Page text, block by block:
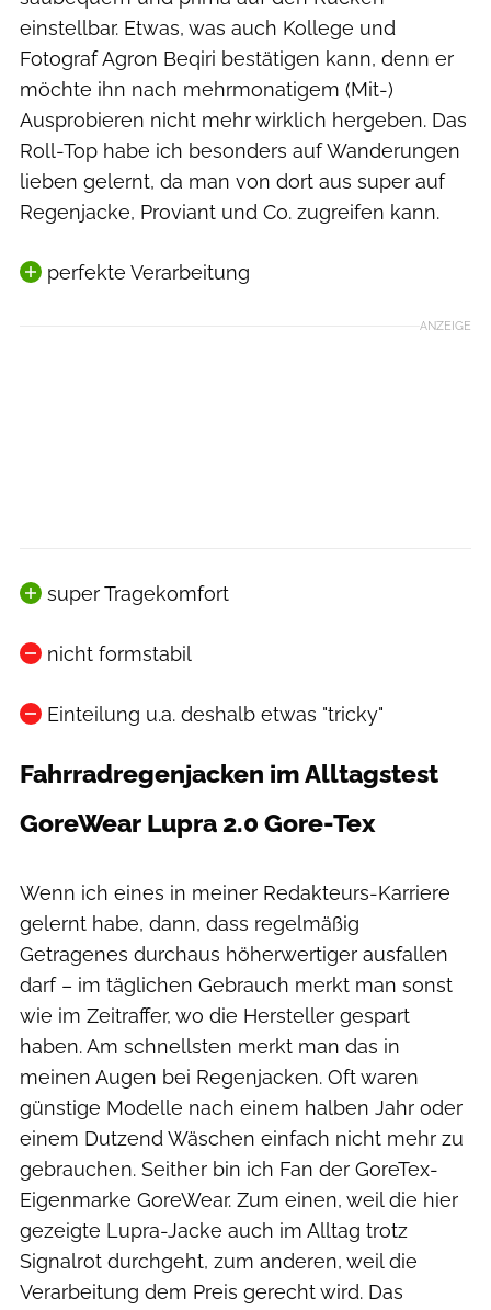
einstellbar. Etwas, was auch Kollege und
Fotograf Agron Beqiri bestätigen kann, denn er
möchte ihn nach mehrmonatigem (Mit-)
Ausprobieren nicht mehr wirklich hergeben. Das
Roll-Top habe ich besonders auf Wanderungen
lieben gelernt, da man von dort aus super auf
Regenjacke, Proviant und Co. zugreifen kann.
perfekte Verarbeitung
ANZEIGE
super Tragekomfort
nicht formstabil
Einteilung u.a. deshalb etwas "tricky"
Fahrradregenjacken im Alltagstest
GoreWear Lupra 2.0 Gore-Tex
Wenn ich eines in meiner Redakteurs-Karriere
gelernt habe, dann, dass regelmäßig
Getragenes durchaus höherwertiger ausfallen
darf – im täglichen Gebrauch merkt man sonst
wie im Zeitraffer, wo die Hersteller gespart
haben. Am schnellsten merkt man das in
meinen Augen bei Regenjacken. Oft waren
günstige Modelle nach einem halben Jahr oder
einem Dutzend Wäschen einfach nicht mehr zu
gebrauchen. Seither bin ich Fan der GoreTex-
Eigenmarke GoreWear. Zum einen, weil die hier
gezeigte Lupra-Jacke auch im Alltag trotz
Signalrot durchgeht, zum anderen, weil die
Verarbeitung dem Preis gerecht wird. Das